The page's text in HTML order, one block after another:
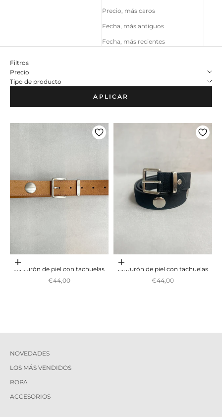
Precio, más caros
Fecha, más antiguos
Fecha, más recientes
Filtros
Precio
Tipo de producto
APLICAR
Adicionar ao carrinho
Cinturón de piel con tachuelas
Preço promocional
€44,00
Adicionar ao carrinho
Cinturón de piel con tachuelas
Preço promocional
€44,00
NOVEDADES
LOS MÁS VENDIDOS
ROPA
ACCESORIOS